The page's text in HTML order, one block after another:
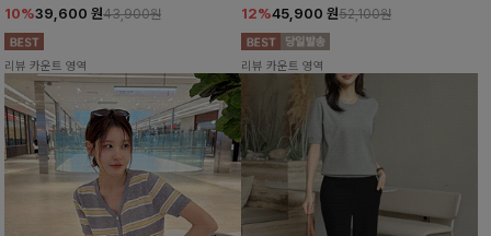
10%39,600 원43,900원
리뷰 카운트 영역
12%45,900 원52,100원
리뷰 카운트 영역